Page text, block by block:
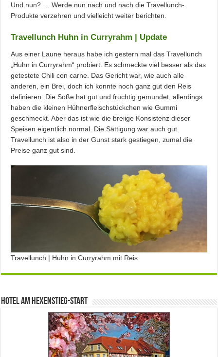
Und nun? … Werde nun nach und nach die Travellunch-
Produkte verzehren und vielleicht weiter berichten.
Travellunch Huhn in Curryrahm | Update
Aus einer Laune heraus habe ich gestern mal das Travellunch
„Huhn in Curryrahm“ probiert. Es schmeckte viel besser als das
getestete Chili con carne. Das Gericht war, wie auch alle
anderen, ein Brei, doch ich konnte noch ganz gut den Reis
definieren. Die Soße hat gut und fruchtig gemundet, allerdings
haben die kleinen Hühnerfleischstückchen wie Gummi
geschmeckt. Aber das ist wie die breiige Konsistenz dieser
Speisen eigentlich normal. Die Sättigung war auch gut.
Travellunch ist also in der Gunst stark gestiegen, zumal die
Preise ganz gut sind.
Travellunch | Huhn in Curryrahm mit Reis
Hotel am Hexenstieg-Start